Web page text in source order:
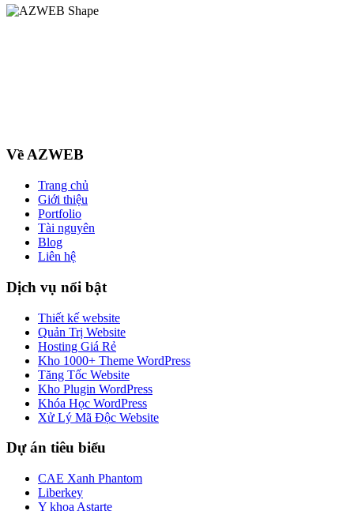
Về AZWEB
Trang chủ
Giới thiệu
Portfolio
Tài nguyên
Blog
Liên hệ
Dịch vụ nổi bật
Thiết kế website
Quản Trị Website
Hosting Giá Rẻ
Kho 1000+ Theme WordPress
Tăng Tốc Website
Kho Plugin WordPress
Khóa Học WordPress
Xử Lý Mã Độc Website
Dự án tiêu biểu
CAE Xanh Phantom
Liberkey
Y khoa Astarte